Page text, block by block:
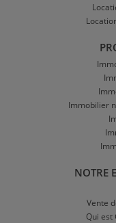
Immobilier
NOTRE
Vente
Qui est